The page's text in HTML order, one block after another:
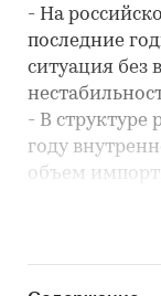
- На
последние
ситуация без
- В структуре
году
объем
составляло -